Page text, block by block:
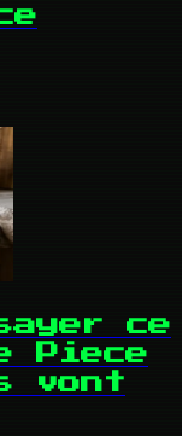
ce
Piece
vont